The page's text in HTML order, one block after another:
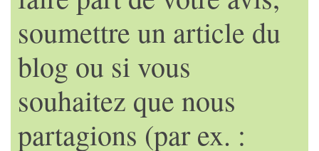
soumettre un article du
blog ou si vous
souhaitez que nous
partagions (par ex. :